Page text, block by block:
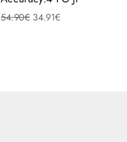
54.90€ 34.91€